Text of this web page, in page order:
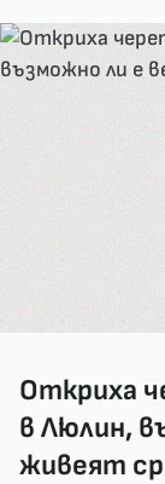
Откриха
в Люлин,
живеят